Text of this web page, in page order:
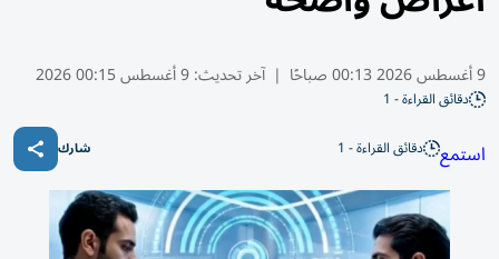
9 أغسطس 2026 00:13 صباحًا | آخر تحديث:9 أغسطس 00:15 2026
دقائق القراءة - 1
استمع دقائق القراءة - 1 شارك